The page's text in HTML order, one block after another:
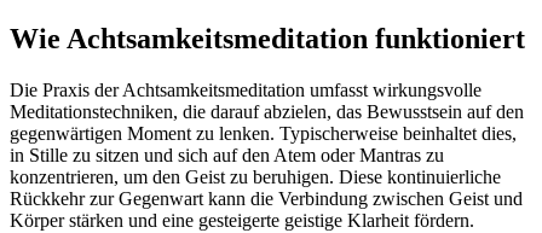
Wie Achtsamkeitsmeditation funktioniert
Die Praxis der Achtsamkeitsmeditation umfasst wirkungsvolle
Meditationstechniken, die darauf abzielen, das Bewusstsein auf den
gegenwärtigen Moment zu lenken. Typischerweise beinhaltet dies,
in Stille zu sitzen und sich auf den Atem oder Mantras zu
konzentrieren, um den Geist zu beruhigen. Diese kontinuierliche
Rückkehr zur Gegenwart kann die Verbindung zwischen Geist und
Körper stärken und eine gesteigerte geistige Klarheit fördern.